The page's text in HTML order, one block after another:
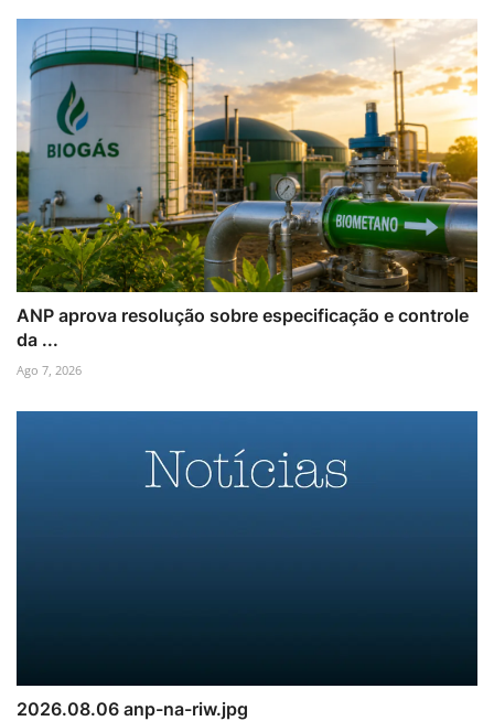
ANP aprova resolução sobre especificação e controle
da ...
Ago 7, 2026
2026.08.06 anp-na-riw.jpg